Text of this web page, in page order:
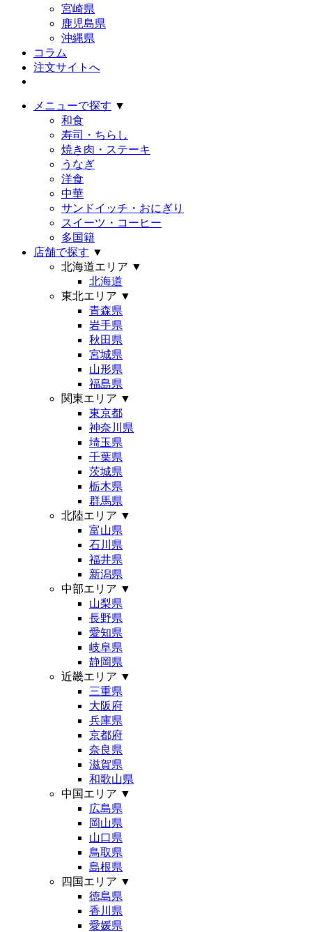
宮崎県
鹿児島県
沖縄県
コラム
注文サイトへ
メニューで探す ▼
和食
寿司・ちらし
焼き肉・ステーキ
うなぎ
洋食
中華
サンドイッチ・おにぎり
スイーツ・コーヒー
多国籍
店舗で探す ▼
北海道エリア ▼
北海道
東北エリア ▼
青森県
岩手県
秋田県
宮城県
山形県
福島県
関東エリア ▼
東京都
神奈川県
埼玉県
千葉県
茨城県
栃木県
群馬県
北陸エリア ▼
富山県
石川県
福井県
新潟県
中部エリア ▼
山梨県
長野県
愛知県
岐阜県
静岡県
近畿エリア ▼
三重県
大阪府
兵庫県
京都府
奈良県
滋賀県
和歌山県
中国エリア ▼
広島県
岡山県
山口県
鳥取県
島根県
四国エリア ▼
徳島県
香川県
愛媛県